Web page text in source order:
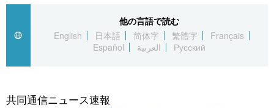
العربية
社会
旅と暮らし
社会
文化
科学・技術
暮らし
お知らせ
他の言語で読む
English
日本語 简体字 繁體字
Français
Español
العربية Русский
共同通信ニュース速報